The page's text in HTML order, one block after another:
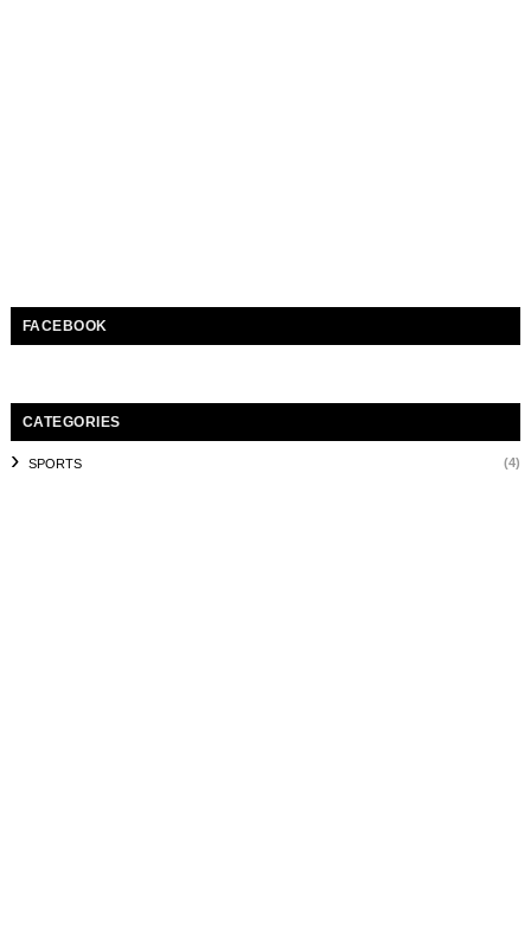
FACEBOOK
CATEGORIES
SPORTS (4)